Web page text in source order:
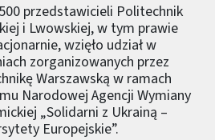
przedstawicieli Politechnik
i Lwowskiej, w tym prawie
wzięło udział w
zorganizowanych przez
Warszawską w ramach
Narodowej Agencji Wymiany
„Solidarni z Ukrainą –
Europejskie”.